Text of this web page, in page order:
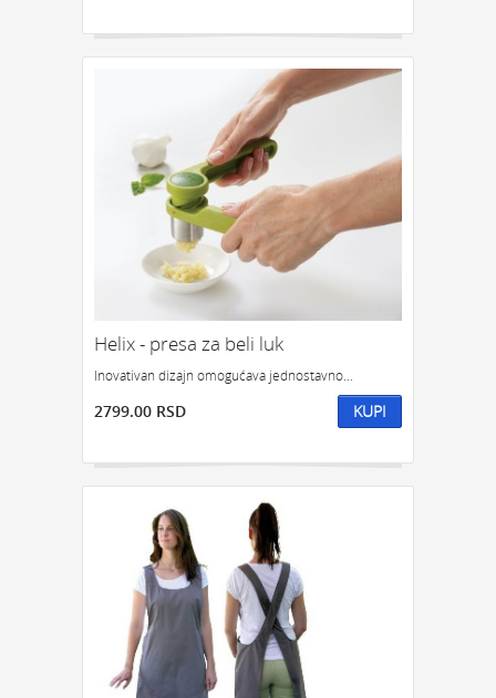
Helix - presa za beli luk
Inovativan dizajn omogućava jednostavno...
2799.00 RSD KUPI